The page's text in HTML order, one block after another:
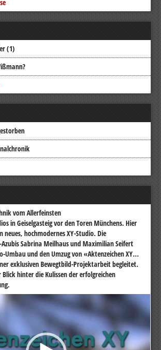
(1)
vom Allerfeinsten
in Geiselgasteig vor den Toren Münchens. Hier
neues, hochmodernes XY-Studio. Die
Sabrina Meilhaus und Maximilian Seifert
Umbau und den Umzug von «Aktenzeichen XY...
exklusiven Bewegtbild-Projektarbeit begleitet.
hinter die Kulissen der erfolgreichen